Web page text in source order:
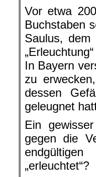
Vor etwa
Buchstaben
Saulus, dem
In Bayern
zu
dessen
geleugnet
Ein
gegen die
„erleuchtet“?